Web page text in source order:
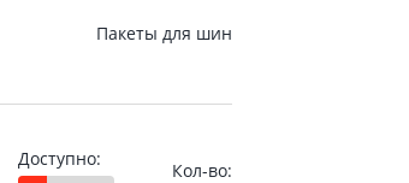
Пакеты для шин
Доступно:
Кол-во: